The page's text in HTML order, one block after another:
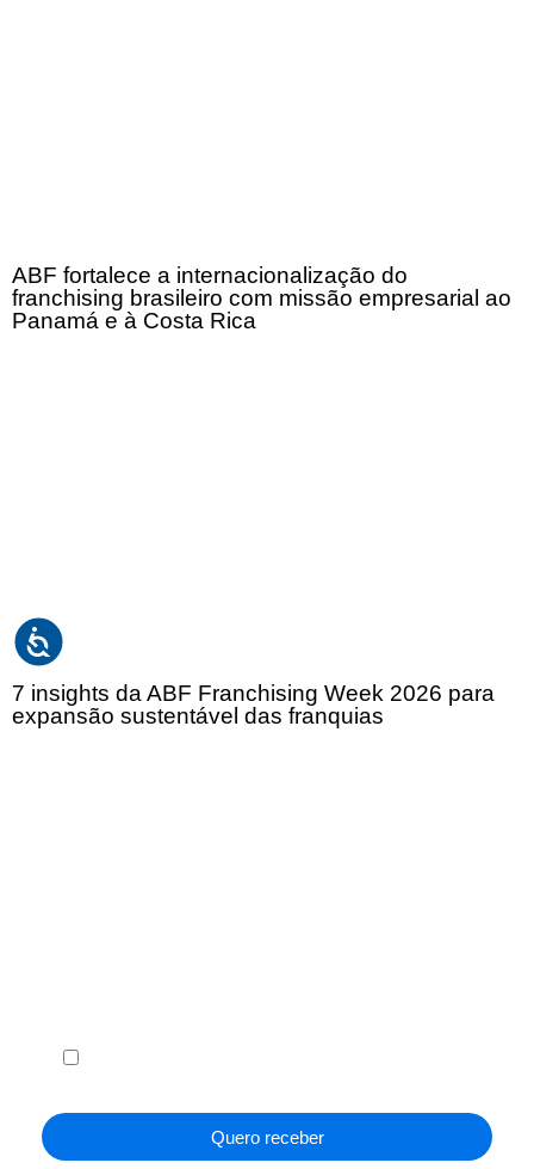
ABF fortalece a internacionalização do
franchising brasileiro com missão empresarial ao
Panamá e à Costa Rica
7 insights da ABF Franchising Week 2026 para
expansão sustentável das franquias
Quero receber